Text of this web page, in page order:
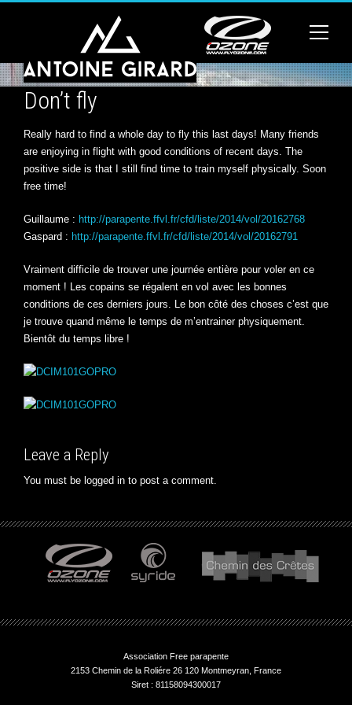
Don’t fly
Really hard to find a whole day to fly this last days! Many friends
are enjoying in flight with good conditions of recent days. The
positive side is that I still find time to train myself physically. Soon
free time!
Guillaume : http://parapente.ffvl.fr/cfd/liste/2014/vol/20162768
Gaspard : http://parapente.ffvl.fr/cfd/liste/2014/vol/20162791
Vraiment difficile de trouver une journée entière pour voler en ce
moment ! Les copains se régalent en vol avec les bonnes
conditions de ces derniers jours. Le bon côté des choses c’est que
je trouve quand même le temps de m’entrainer physiquement.
Bientôt du temps libre !
Leave a Reply
You must be logged in to post a comment.
Association Free parapente
2153 Chemin de la Roliére 26 120 Montmeyran, France
Siret : 81158094300017